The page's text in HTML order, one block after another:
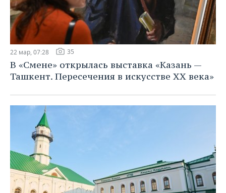
22 мар, 07:28 35
В «Смене» открылась выставка «Казань —
Ташкент. Пересечения в искусстве ХХ века»